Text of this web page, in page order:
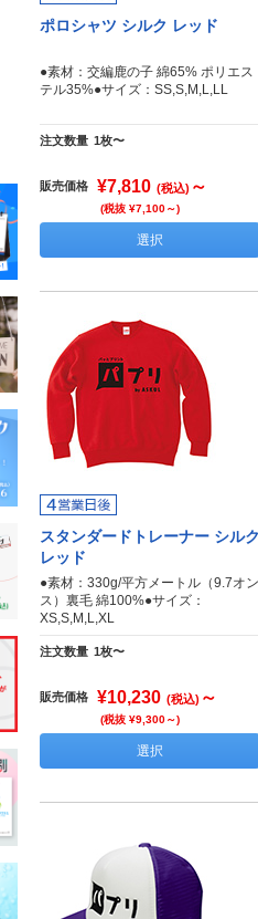
ポロシャツ シルク レッド
●素材：交編鹿の子 綿65% ポリエス
テル35%●サイズ：SS,S,M,L,LL
注文数量 1枚〜
販売価格 ¥7,810 (税込) ～
(税抜 ¥7,100～)
選択
スタンダードトレーナー シル
レッド
●素材：330g/平方メートル（9.7オン
ス）裏毛 綿100%●サイズ：
XS,S,M,L,XL
注文数量 1枚〜
販売価格 ¥10,230 (税込) ～
(税抜 ¥9,300～)
選択